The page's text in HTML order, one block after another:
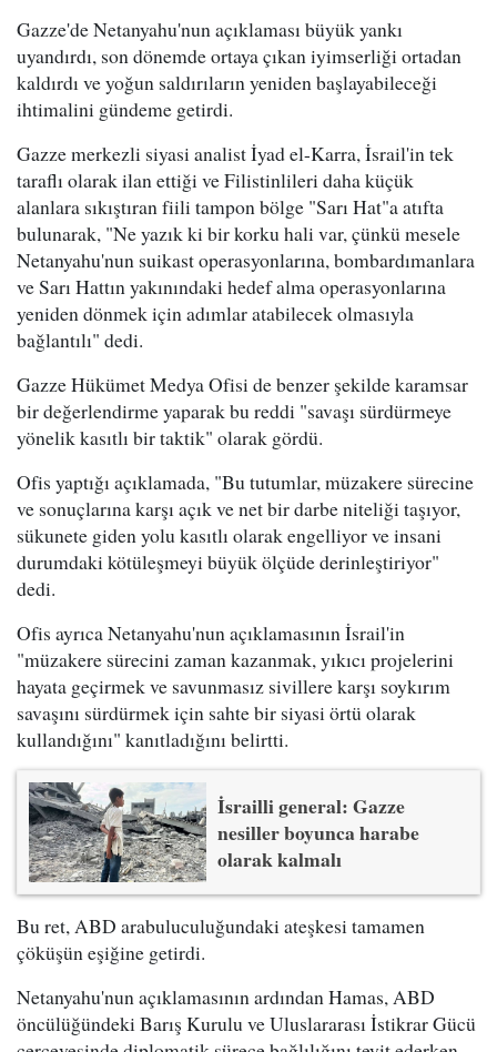
Gazze'de Netanyahu'nun açıklaması büyük yankı
uyandırdı, son dönemde ortaya çıkan iyimserliği ortadan
kaldırdı ve yoğun saldırıların yeniden başlayabileceği
ihtimalini gündeme getirdi.
Gazze merkezli siyasi analist İyad el-Karra, İsrail'in tek
taraflı olarak ilan ettiği ve Filistinlileri daha küçük
alanlara sıkıştıran fiili tampon bölge "Sarı Hat"a atıfta
bulunarak, "Ne yazık ki bir korku hali var, çünkü mesele
Netanyahu'nun suikast operasyonlarına, bombardımanlara
ve Sarı Hattın yakınındaki hedef alma operasyonlarına
yeniden dönmek için adımlar atabilecek olmasıyla
bağlantılı" dedi.
Gazze Hükümet Medya Ofisi de benzer şekilde karamsar
bir değerlendirme yaparak bu reddi "savaşı sürdürmeye
yönelik kasıtlı bir taktik" olarak gördü.
Ofis yaptığı açıklamada, "Bu tutumlar, müzakere sürecine
ve sonuçlarına karşı açık ve net bir darbe niteliği taşıyor,
sükunete giden yolu kasıtlı olarak engelliyor ve insani
durumdaki kötüleşmeyi büyük ölçüde derinleştiriyor"
dedi.
Ofis ayrıca Netanyahu'nun açıklamasının İsrail'in
"müzakere sürecini zaman kazanmak, yıkıcı projelerini
hayata geçirmek ve savunmasız sivillere karşı soykırım
savaşını sürdürmek için sahte bir siyasi örtü olarak
kullandığını" kanıtladığını belirtti.
İsrailli general: Gazze
nesiller boyunca harabe
olarak kalmalı
Bu ret, ABD arabuluculuğundaki ateşkesi tamamen
çöküşün eşiğine getirdi.
Netanyahu'nun açıklamasının ardından Hamas, ABD
öncülüğündeki Barış Kurulu ve Uluslararası İstikrar Gücü